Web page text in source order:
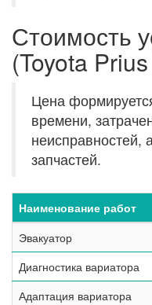
Стоимость
(Toyota
Цена
времени,
неисправностей,
запчастей.
Наименование работ
Эвакуатор
Диагностика вариатора
Адаптация вариатора